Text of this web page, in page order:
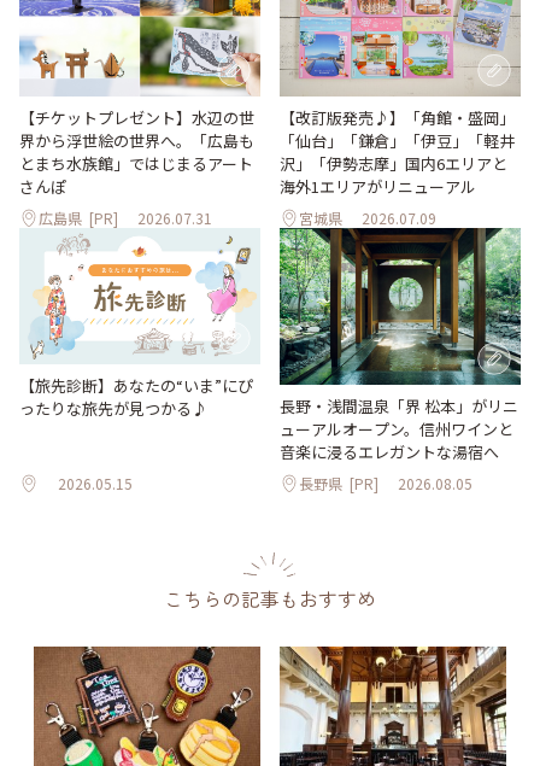
【チケットプレゼント】水辺の世
界から浮世絵の世界へ。「広島も
とまち水族館」ではじまるアート
さんぽ
広島県 [PR] 2026.07.31
【改訂版発売♪】「角館・盛岡」
「仙台」「鎌倉」「伊豆」「軽井
沢」「伊勢志摩」国内6エリアと
海外1エリアがリニューアル
宮城県 2026.07.09
【旅先診断】あなたの“いま”にぴ
ったりな旅先が見つかる♪
2026.05.15
長野・浅間温泉「界 松本」がリニ
ューアルオープン。信州ワインと
音楽に浸るエレガントな湯宿へ
長野県 [PR] 2026.08.05
こちらの記事もおすすめ